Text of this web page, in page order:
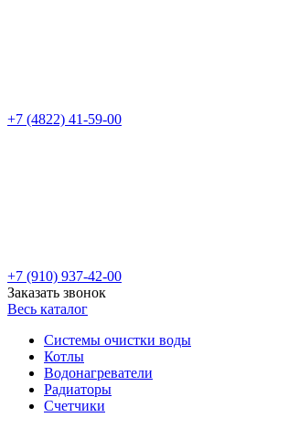
+7 (4822) 41-59-00
+7 (910) 937-42-00
Заказать звонок
Весь каталог
Системы очистки воды
Котлы
Водонагреватели
Радиаторы
Cчетчики